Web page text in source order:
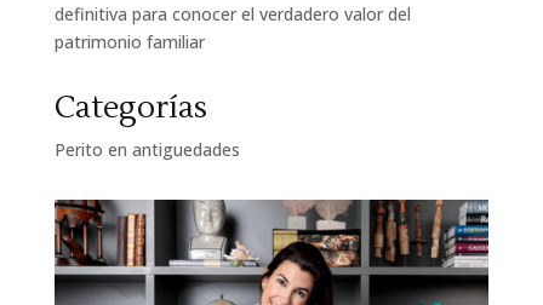
definitiva para conocer el verdadero valor del
patrimonio familiar
Categorías
Perito en antiguedades